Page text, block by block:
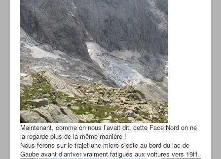
Maintenant, comme on nous l’avait dit, cette Face Nord on ne
la regarde plus de la même manière !
Nous ferons sur le trajet une micro sieste au bord du lac de
Gaube avant d’arriver vraiment fatigués aux voitures vers 19H.